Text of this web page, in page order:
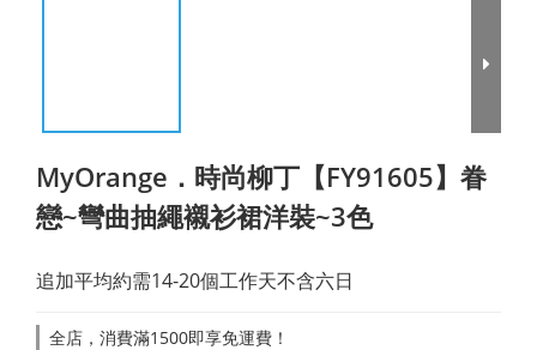
MyOrange．時尚柳丁【FY91605】眷
戀~彎曲抽繩襯衫裙洋裝~3色
追加平均約需14-20個工作天不含六日
全店，消費滿1500即享免運費！